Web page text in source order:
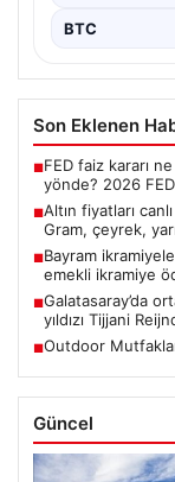
BTC
Son Eklenen
■FED faiz kararı
yönde? 2026
■Altın fiyatları
Gram, çeyrek,
■Bayram
emekli ikramiye
■Galatasaray’da
yıldızı Tijjani
■Outdoor
Güncel